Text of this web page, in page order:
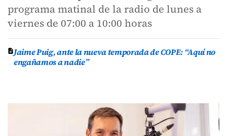
programa matinal de la radio de lunes a
viernes de 07:00 a 10:00 horas
Jaime Puig, ante la nueva temporada de COPE: “Aquí no
engañamos a nadie”